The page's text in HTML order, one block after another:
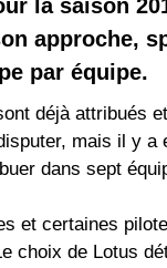
la saison
approche,
par équipe.
déjà attribués
mais il y a
dans sept
et certaines
choix de Lotus